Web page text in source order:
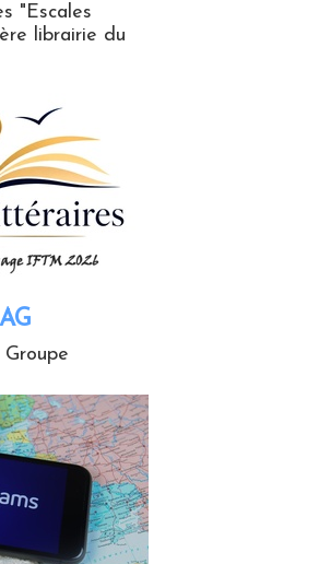
"Escales
librairie du